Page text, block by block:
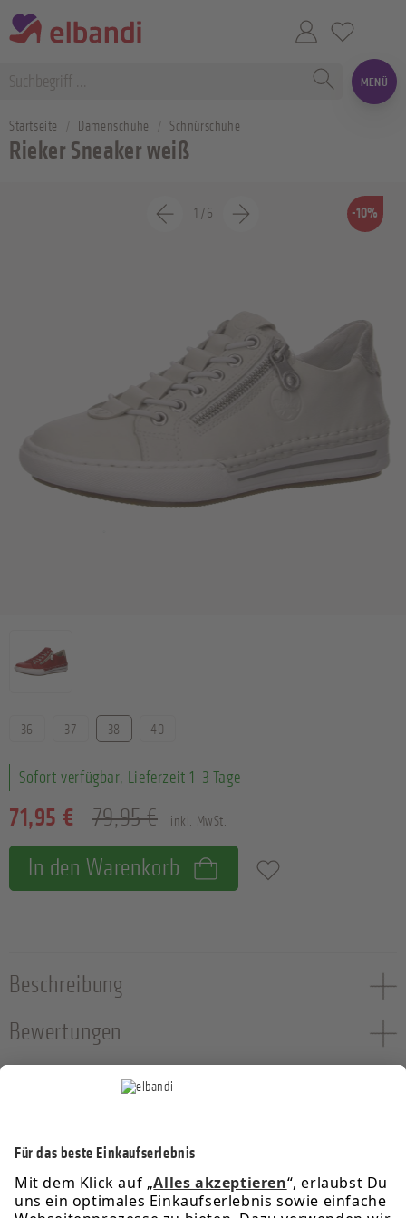
MENÜ
Startseite Damenschuhe Schnürschuhe
Rieker Sneaker weiß
-10%
1 /6
71,95 € 79,95 € inkl. MwSt.
Sofort verfügbar, Lieferzeit 1-3 Tage
Farbe
Größe
36 37 38 40
In den Warenkorb Zum Merkzettel hinzufügen
Beschreibung
Bewertungen
Service-Hotline
Informationen